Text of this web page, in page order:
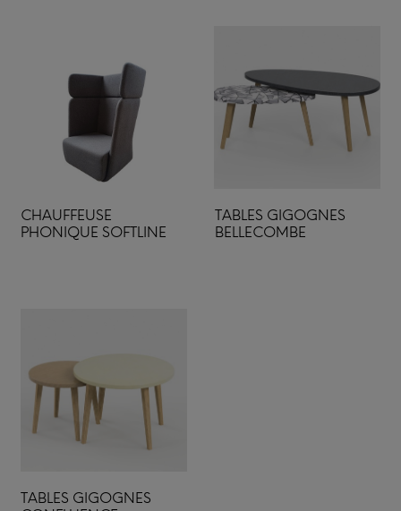
CHAUFFEUSE
PHONIQUE SOFTLINE
TABLES GIGOGNES
BELLECOMBE
TABLES GIGOGNES